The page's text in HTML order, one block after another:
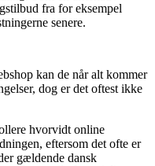
fra for eksempel
senere.
kan de når alt kommer
dog er det oftest ikke
hvorvidt online
eftersom det ofte er
gældende dansk